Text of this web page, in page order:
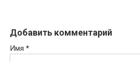
Добавить комментарий
Имя *